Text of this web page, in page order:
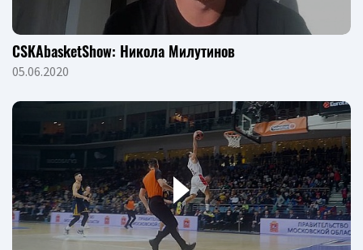
CSKAbasketShow: Никола Милутинов
05.06.2020